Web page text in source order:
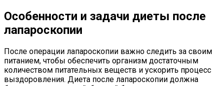
Особенности и задачи диеты после
лапароскопии
После операции лапароскопии важно следить за своим
питанием, чтобы обеспечить организм достаточным
количеством питательных веществ и ускорить процесс
выздоровления. Диета после лапароскопии должна